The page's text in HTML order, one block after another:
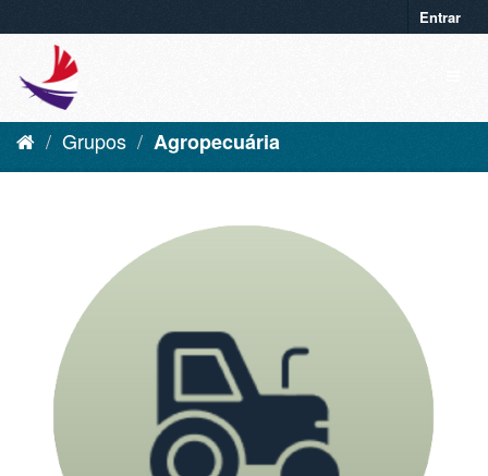
Entrar
Grupos Agropecuária